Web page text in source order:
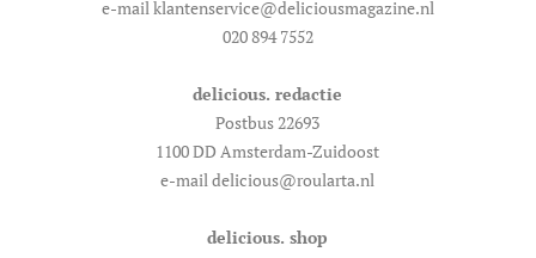
e-mail klantenservice@deliciousmagazine.nl
020 894 7552
delicious. redactie
Postbus 22693
1100 DD Amsterdam-Zuidoost
e-mail delicious@roularta.nl
delicious. shop